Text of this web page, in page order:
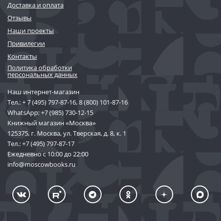
Доставка и оплата
Отзывы
Наши проекты
Привилегии
Контакты
Политика обработки
персональных данных
Наш интернет-магазин
Тел.:+ 7 (495) 797-87-16,8 (800) 101-87-16
WhatsApp:+7 (985) 730-12-15
Книжный магазин «Москва»
125375, г. Москва, ул. Тверская, д. 8, к. 1
Тел.:+7 (495) 797-87-17
Ежедневно с 10:00 до 22:00
info@moscowbooks.ru